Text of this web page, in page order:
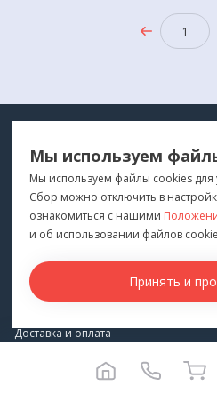
1
ДЛЯ ВАС
"Медтехника для Вас"©2026
ПОКУПАТЕЛЯМ
Каталог
Бренды
Для оптовиков
Доставка и оплата
Мы используем
Мы используем файлы cookies для
Сбор можно отключить в
ознакомиться с нашими
и об использовании файлов cookie
Принять и